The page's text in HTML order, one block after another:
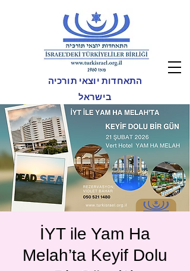
התאחדות יוצאי תורכיה
בישראל
İYT ile Yam Ha
Melah’ta Keyif Dolu